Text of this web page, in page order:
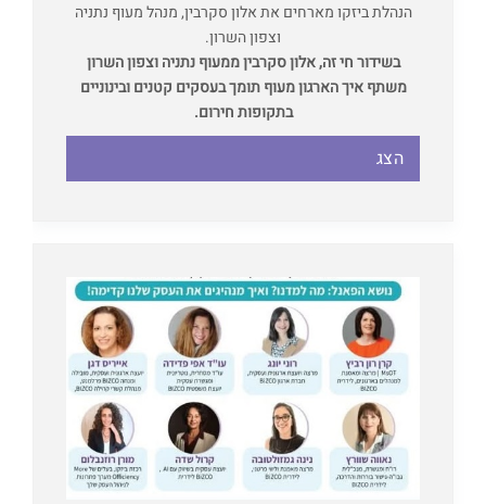
הנהלת ביזקו מארחים את אלון סקרבין, מנהל מעוף נתניה
וצפון השרון.
בשידור חי זה, אלון סקרבין ממעוף נתניה וצפון השרון
משתף איך הארגון מעוף תומך בעסקים קטנים ובינוניים
בתקופות חירום.
הצג